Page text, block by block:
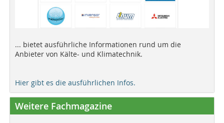
... bietet ausführliche Informationen rund um die
Anbieter von Kälte- und Klimatechnik.
Hier gibt es die ausführlichen Infos.
Weitere Fachmagazine